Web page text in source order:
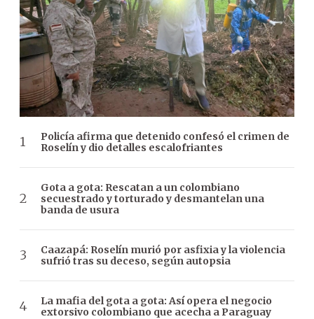
Policía afirma que detenido confesó el crimen de
Roselín y dio detalles escalofriantes
Gota a gota: Rescatan a un colombiano
secuestrado y torturado y desmantelan una
banda de usura
Caazapá: Roselín murió por asfixia y la violencia
sufrió tras su deceso, según autopsia
La mafia del gota a gota: Así opera el negocio
extorsivo colombiano que acecha a Paraguay